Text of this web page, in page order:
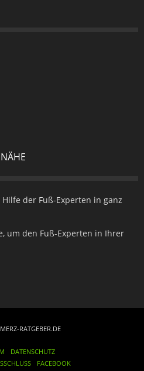
der Fuß-Experten in ganz
um den Fuß-Experten in Ihrer
RATGEBER.DE
DATENSCHUTZ
FACEBOOK